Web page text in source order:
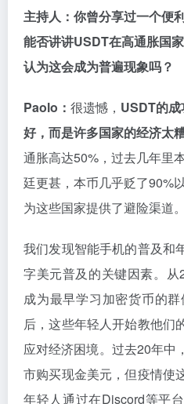
主持人：你曾分享过一个便
能否讲讲USDT在高通胀国
认为这会成为普遍现象吗？
Paolo： 很遗憾， USDT的
好，而是许多国家的经济太
通胀高达50%，过去几年里
廷更甚，本币几乎贬了90%
为这些国家提供了避险渠道。
我们发现智能手机的普及和
字美元普及的关键因素。
成为最早学习加密货币的
后，这些年轻人开始教他们
应对经济困境。过去20年中
市购买现金美元，但疫情使
年轻人通过在Discord等平